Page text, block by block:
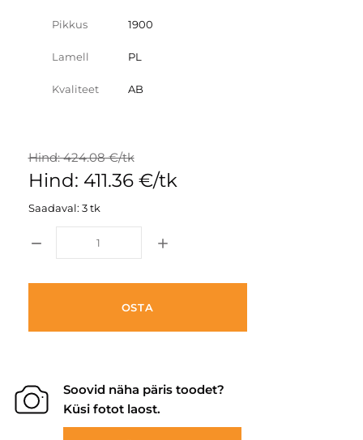
Pikkus 1900
Lamell PL
Kvaliteet AB
Hind: 424.08 €/tk
Hind: 411.36 €/tk
Saadaval: 3 tk
OSTA
Soovid näha päris toodet?
Küsi fotot laost.